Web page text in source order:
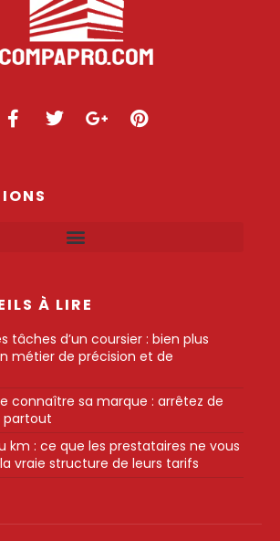
À LIRE
tâches d’un coursier : bien plus
métier de précision et de
connaître sa marque : arrêtez de
km : ce que les prestataires ne vous
vraie structure de leurs tarifs